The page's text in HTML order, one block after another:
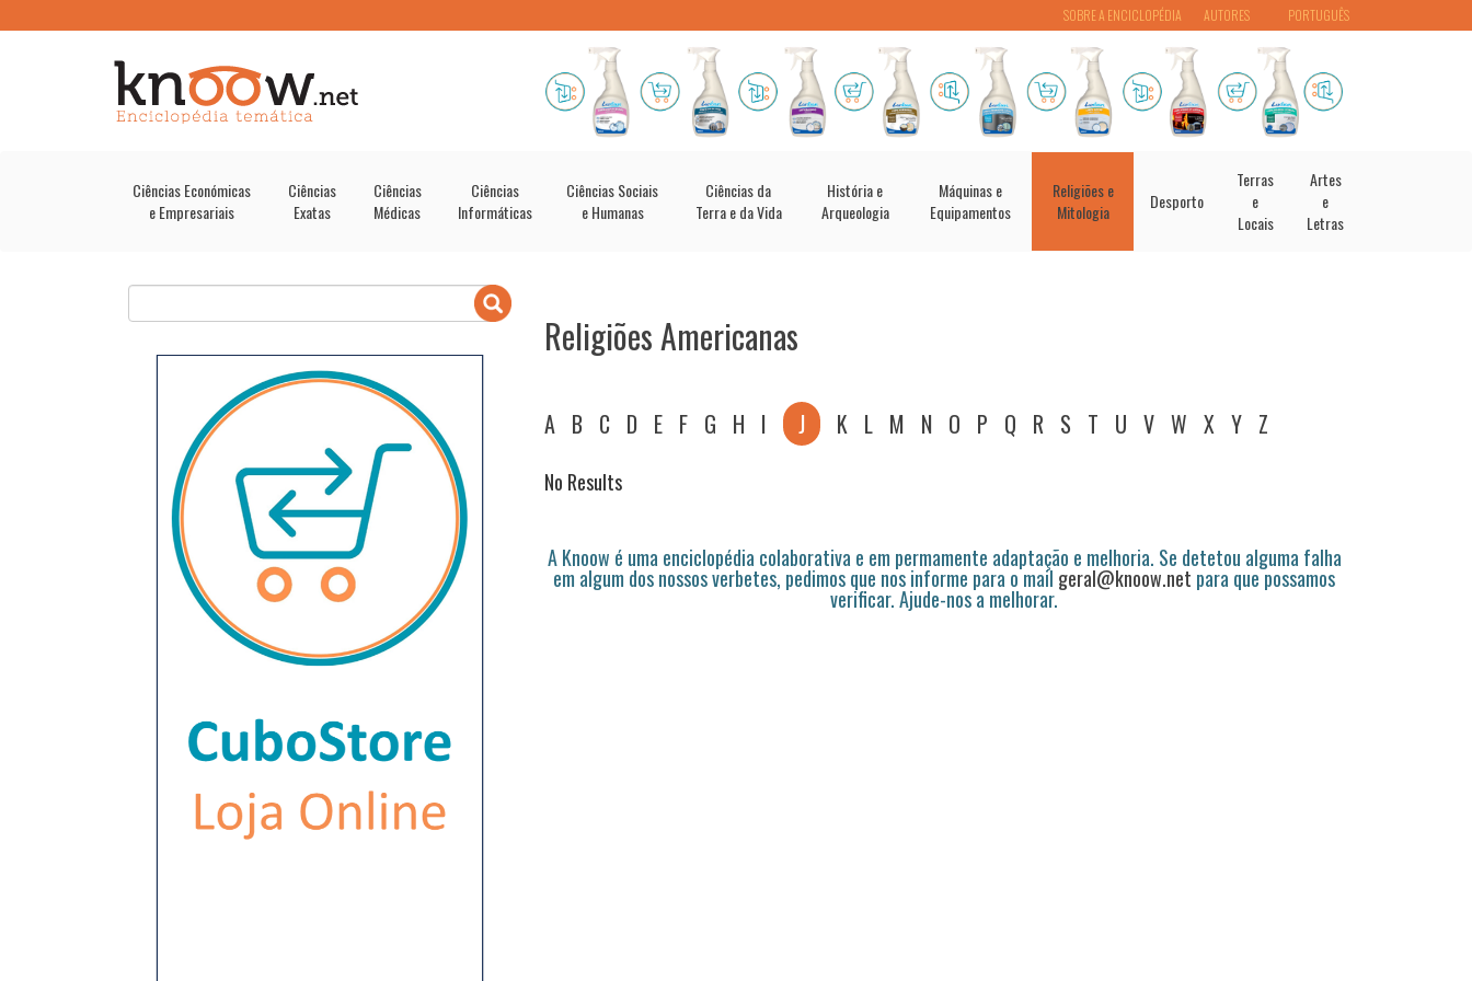
PORTUGUÊS
SOBRE A ENCICLOPÉDIA AUTORES
Ciências Económicas
e Empresariais
Ciências
Exatas
Ciências
Médicas
Ciências
Informáticas
Ciências Sociais
e Humanas
Ciências da
Terra e da Vida
História e
Arqueologia
Máquinas e
Equipamentos
Religiões e
Mitologia
Desporto
Terras
e
Locais
Artes
e
Letras
Religiões Americanas
A B C D E F G H I J K L M N O P Q R S T U V W X Y Z
No Results
A Knoow é uma enciclopédia colaborativa e em permamente adaptação e melhoria. Se detetou alguma falha
em algum dos nossos verbetes, pedimos que nos informe para o mail geral@knoow.net para que possamos
verificar. Ajude-nos a melhorar.